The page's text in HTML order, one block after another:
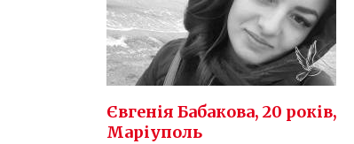
Євгенія Бабакова, 20 років,
Маріуполь